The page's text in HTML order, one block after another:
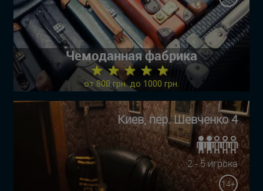
Чемоданная фабрика
★ ★ ★ ★ ★
от 800 грн. до 1000 грн.
Киев, пер. Шевченко 4
2 - 5 игрока
14+